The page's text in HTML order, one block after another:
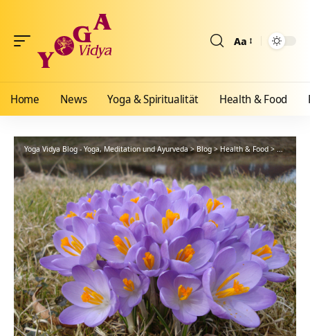
Aa
Home News Yoga & Spiritualität Health & Food
Yoga Vidya Blog - Yoga, Meditation und Ayurveda>Blog>Health & Food>Ayurveda